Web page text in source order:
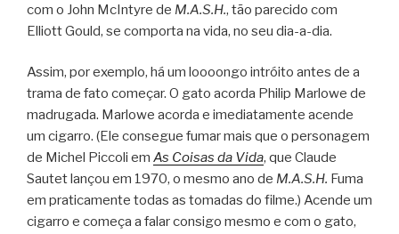
com o John McIntyre de M.A.S.H., tão parecido com
Elliott Gould, se comporta na vida, no seu dia-a-dia.
Assim, por exemplo, há um loooongo intróito antes de a
trama de fato começar. O gato acorda Philip Marlowe de
madrugada. Marlowe acorda e imediatamente acende
um cigarro. (Ele consegue fumar mais que o personagem
de Michel Piccoli em As Coisas da Vida, que Claude
Sautet lançou em 1970, o mesmo ano de M.A.S.H. Fuma
em praticamente todas as tomadas do filme.) Acende um
cigarro e começa a falar consigo mesmo e com o gato,